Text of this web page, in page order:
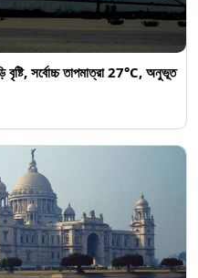
সর্বোচ্চ তাপমাত্রা 27°C, অনুভূত